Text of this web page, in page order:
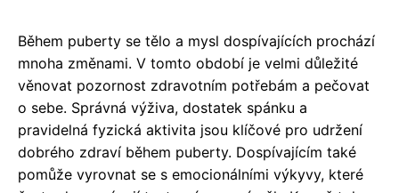
Během puberty se tělo a mysl dospívajících prochází
mnoha změnami. V tomto období je velmi důležité
věnovat pozornost zdravotním potřebám a pečovat
o sebe. Správná výživa, dostatek spánku a
pravidelná fyzická aktivita jsou klíčové pro udržení
dobrého zdraví během puberty. Dospívajícím také
pomůže vyrovnat se s emocionálními výkyvy, které